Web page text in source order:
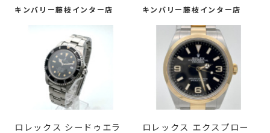
キンバリー藤枝インター店 キンバリー藤枝インター店
ロレックス シードゥエラ ロレックス エクスプロー